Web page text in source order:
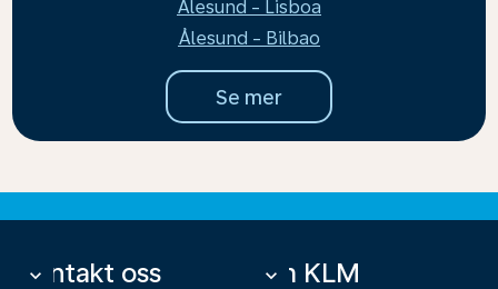
Ålesund - Lisboa
Ålesund - Bilbao
Se mer
Kontakt oss
keyboard_arrow_down Om KLM
keyboard_arrow_down